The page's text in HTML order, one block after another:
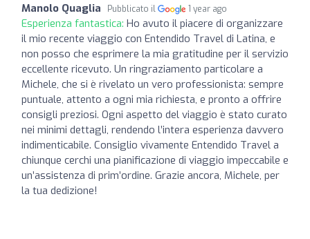
Manolo Quaglia Pubblicato il 1 year ago
Esperienza fantastica: Ho avuto il piacere di organizzare
il mio recente viaggio con Entendido Travel di Latina, e
non posso che esprimere la mia gratitudine per il servizio
eccellente ricevuto. Un ringraziamento particolare a
Michele, che si è rivelato un vero professionista: sempre
puntuale, attento a ogni mia richiesta, e pronto a offrire
consigli preziosi. Ogni aspetto del viaggio è stato curato
nei minimi dettagli, rendendo l’intera esperienza davvero
indimenticabile. Consiglio vivamente Entendido Travel a
chiunque cerchi una pianificazione di viaggio impeccabile e
un’assistenza di prim’ordine. Grazie ancora, Michele, per
la tua dedizione!